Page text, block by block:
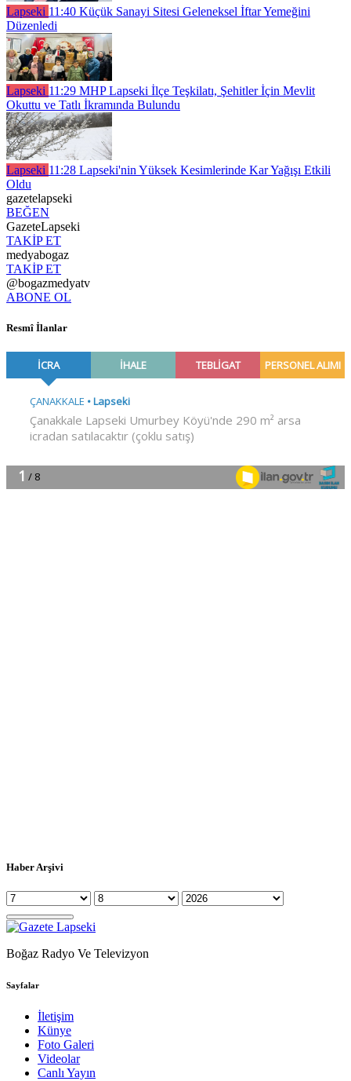
Lapseki 11:40 Küçük Sanayi Sitesi Geleneksel İftar Yemeğini
Düzenledi
Lapseki 11:29 MHP Lapseki İlçe Teşkilatı, Şehitler İçin Mevlit
Okuttu ve Tatlı İkramında Bulundu
Lapseki 11:28 Lapseki'nin Yüksek Kesimlerinde Kar Yağışı Etkili
Oldu
gazetelapseki
BEĞEN
GazeteLapseki
TAKİP ET
medyabogaz
TAKİP ET
@bogazmedyatv
ABONE OL
Resmî İlanlar
Haber Arşivi
Boğaz Radyo Ve Televizyon
Sayfalar
İletişim
Künye
Foto Galeri
Videolar
Canlı Yayın